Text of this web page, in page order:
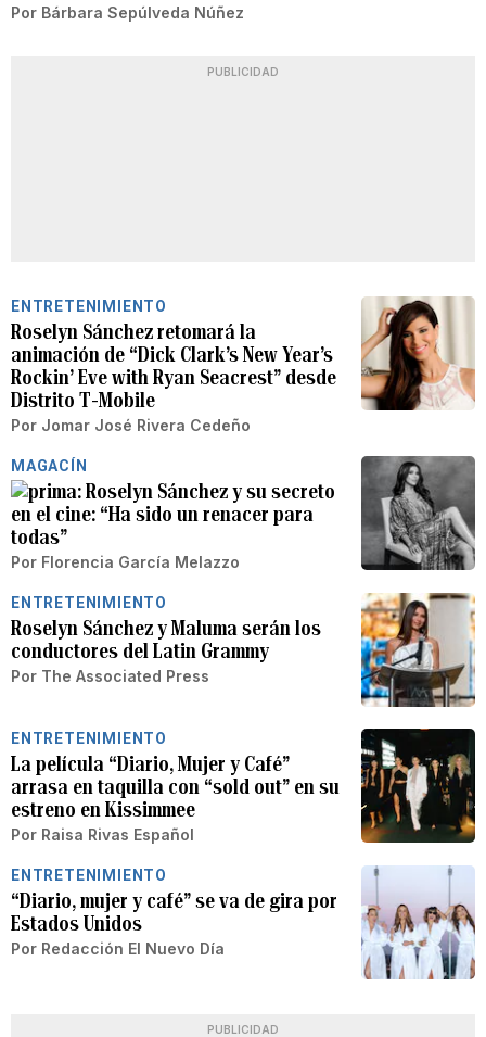
Por Bárbara Sepúlveda Núñez
PUBLICIDAD
ENTRETENIMIENTO
Roselyn Sánchez retomará la
animación de “Dick Clark’s New Year’s
Rockin’ Eve with Ryan Seacrest” desde
Distrito T-Mobile
Por Jomar José Rivera Cedeño
MAGACÍN
Roselyn Sánchez y su secreto
en el cine: “Ha sido un renacer para
todas”
Por Florencia García Melazzo
ENTRETENIMIENTO
Roselyn Sánchez y Maluma serán los
conductores del Latin Grammy
Por The Associated Press
ENTRETENIMIENTO
La película “Diario, Mujer y Café”
arrasa en taquilla con “sold out” en su
estreno en Kissimmee
Por Raisa Rivas Español
ENTRETENIMIENTO
“Diario, mujer y café” se va de gira por
Estados Unidos
Por Redacción El Nuevo Día
PUBLICIDAD